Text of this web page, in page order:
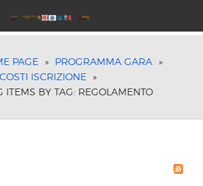
PAGE » PROGRAMMA GARA »
COSTI ISCRIZIONE
»
ITEMS BY TAG: REGOLAMENTO